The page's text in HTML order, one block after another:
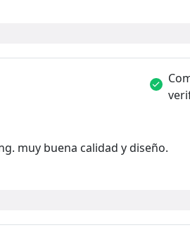
muy buena calidad y diseño.